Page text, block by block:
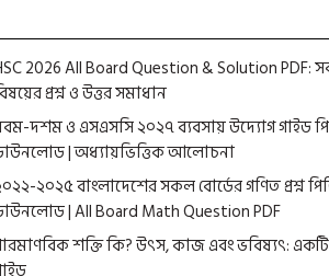
2026 All Board Question & Solution PDF:
প্রশ্ন ও উত্তর সমাধান
দশম ও এসএসসি ২০২৭ ব্যবসায় উদ্যোগ গাইড
| অধ্যায়ভিত্তিক আলোচনা
২০২৫ বাংলাদেশের সকল বোর্ডের গণিত প্রশ্ন
| All Board Math Question PDF
শক্তি কি? উৎস, কাজ এবং ভবিষ্যৎ: একটি